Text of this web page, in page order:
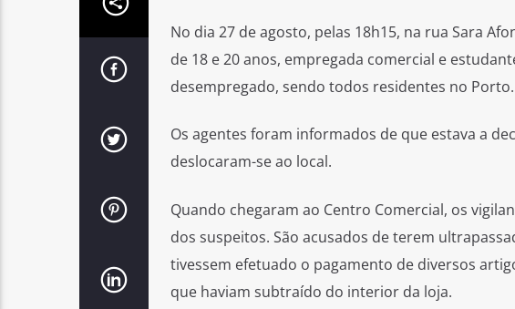
No dia 27 de agosto, pelas 18h15, na rua Sara
de 18 e 20 anos, empregada comercial e
desempregado, sendo todos residentes no Porto.
Os agentes foram informados de que estava a
deslocaram-se ao local.
Quando chegaram ao Centro Comercial, os
dos suspeitos. São acusados de terem
tivessem efetuado o pagamento de diversos
que haviam subtraído do interior da loja.